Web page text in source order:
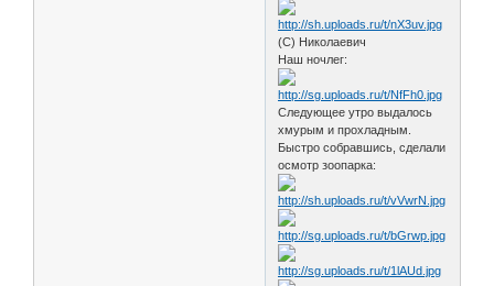
(С) Николаевич
Наш ночлег:
Следующее утро выдалось
хмурым и прохладным.
Быстро собравшись, сделали
осмотр зоопарка: